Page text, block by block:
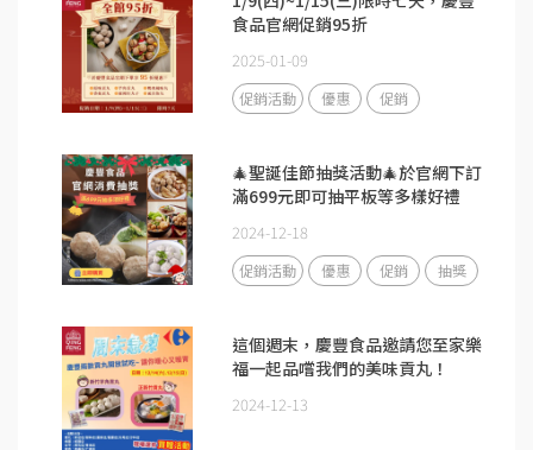
食品官網促銷95折
2025-01-09
促銷活動 優惠 促銷
🎄聖誕佳節抽獎活動🎄於官網下訂
滿699元即可抽平板等多樣好禮
2024-12-18
促銷活動 優惠 促銷 抽獎
這個週末，慶豐食品邀請您至家樂
福一起品嚐我們的美味貢丸！
2024-12-13